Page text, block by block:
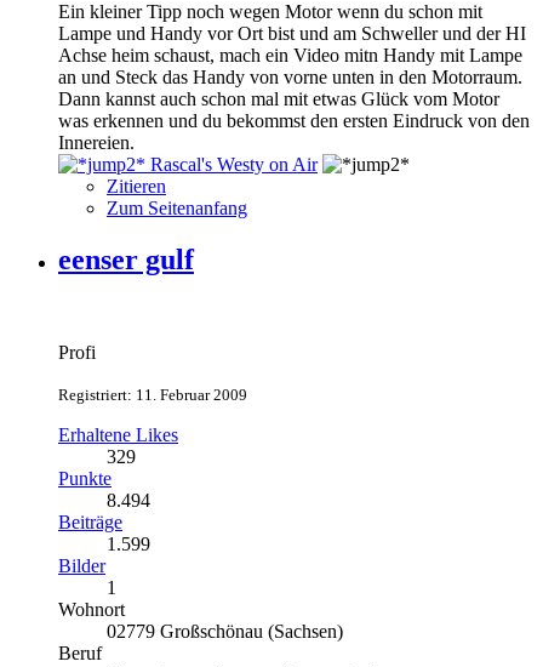
Ein kleiner Tipp noch wegen Motor wenn du schon mit
Lampe und Handy vor Ort bist und am Schweller und der HI
Achse heim schaust, mach ein Video mitn Handy mit Lampe
an und Steck das Handy von vorne unten in den Motorraum.
Dann kannst auch schon mal mit etwas Glück vom Motor
was erkennen und du bekommst den ersten Eindruck von den
Innereien.
Rascal's Westy on Air
Zitieren
Zum Seitenanfang
eenser gulf
Profi
Registriert: 11. Februar 2009
Erhaltene Likes
329
Punkte
8.494
Beiträge
1.599
Bilder
1
Wohnort
02779 Großschönau (Sachsen)
Beruf